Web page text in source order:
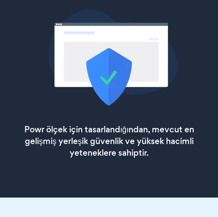
Powr ölçek için tasarlandığından, mevcut en
gelişmiş yerleşik güvenlik ve yüksek hacimli
yeteneklere sahiptir.